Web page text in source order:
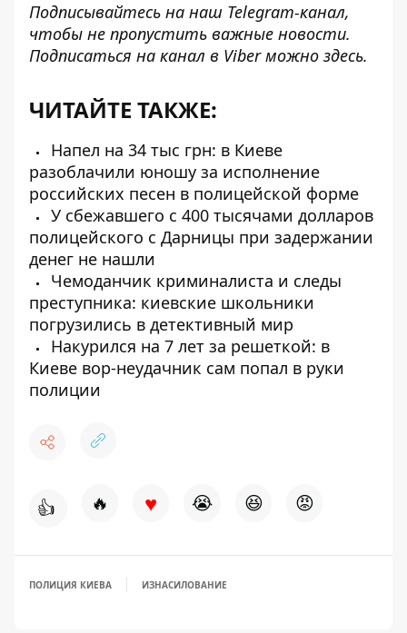
Подписывайтесь на наш Telegram-канал,
чтобы не пропустить важные новости.
Подписаться на канал в Viber можно здесь.
ЧИТАЙТЕ ТАКЖЕ:
Напел на 34 тыс грн: в Киеве
разоблачили юношу за исполнение
российских песен в полицейской форме
У сбежавшего c 400 тысячами долларов
полицейского с Дарницы при задержании
денег не нашли
Чемоданчик криминалиста и следы
преступника: киевские школьники
погрузились в детективный мир
Накурился на 7 лет за решеткой: в
Киеве вор-неудачник сам попал в руки
полиции
👍 🔥 ♥ 😭 😆 😡
ПОЛИЦИЯ КИЕВА ИЗНАСИЛОВАНИЕ